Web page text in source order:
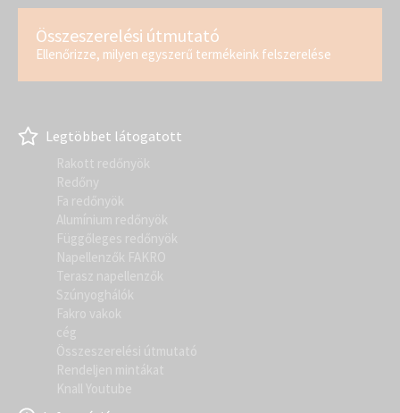
Összeszerelési útmutató
Ellenőrizze, milyen egyszerű termékeink felszerelése
Legtöbbet látogatott
Rakott redőnyök
Redőny
Fa redőnyök
Alumínium redőnyök
Függőleges redőnyök
Napellenzők FAKRO
Terasz napellenzők
Szúnyoghálók
Fakro vakok
cég
Összeszerelési útmutató
Rendeljen mintákat
Knall Youtube